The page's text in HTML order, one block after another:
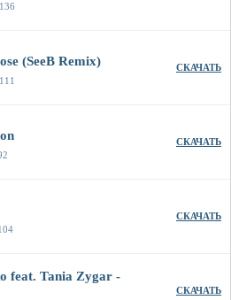
(SeeB Remix) СКАЧАТЬ
СКАЧАТЬ
СКАЧАТЬ
feat. Tania Zygar -
СКАЧАТЬ